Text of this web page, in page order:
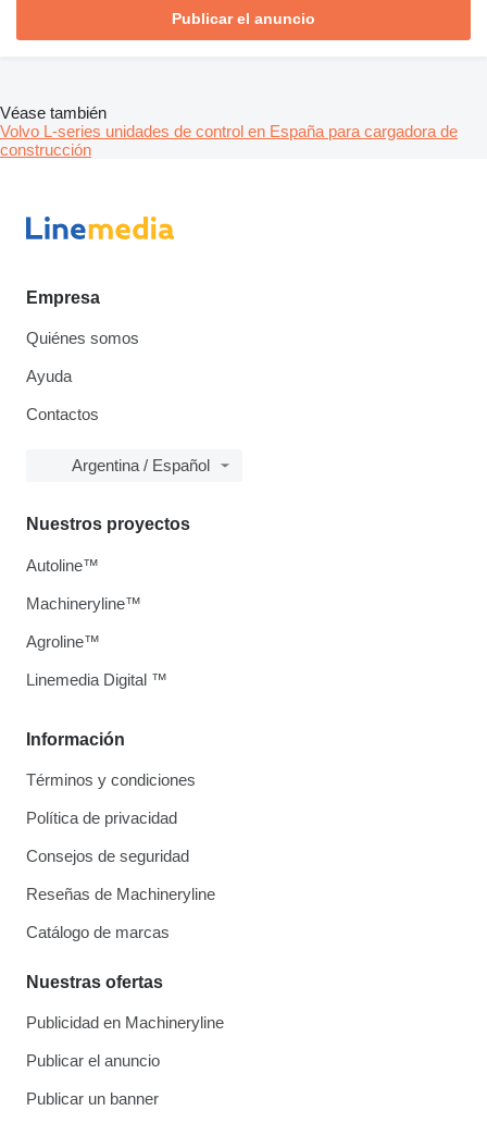
Publicar el anuncio
Véase también
Volvo L-series unidades de control en España para cargadora de
construcción
Empresa
Quiénes somos
Ayuda
Contactos
Argentina / Español
Información
Términos y condiciones
Política de privacidad
Consejos de seguridad
Reseñas de Machineryline
Catálogo de marcas
Nuestras ofertas
Publicidad en Machineryline
Publicar el anuncio
Publicar un banner
Nuestros proyectos
Autoline™
Machineryline™
Agroline™
Linemedia Digital ™